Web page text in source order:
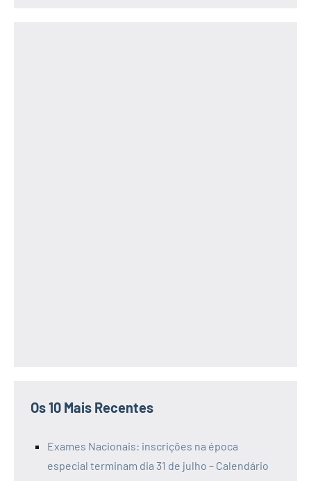
Os 10 Mais Recentes
Exames Nacionais: inscrições na época
especial terminam dia 31 de julho – Calendário